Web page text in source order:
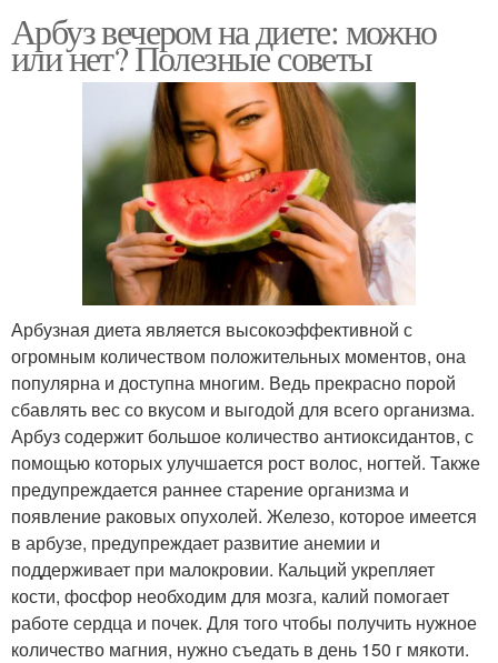
Арбуз вечером на диете: можно
или нет? Полезные советы
Арбузная диета является высокоэффективной с
огромным количеством положительных моментов, она
популярна и доступна многим. Ведь прекрасно порой
сбавлять вес со вкусом и выгодой для всего организма.
Арбуз содержит большое количество антиоксидантов, с
помощью которых улучшается рост волос, ногтей. Также
предупреждается раннее старение организма и
появление раковых опухолей. Железо, которое имеется
в арбузе, предупреждает развитие анемии и
поддерживает при малокровии. Кальций укрепляет
кости, фосфор необходим для мозга, калий помогает
работе сердца и почек. Для того чтобы получить нужное
количество магния, нужно съедать в день 150 г мякоти.